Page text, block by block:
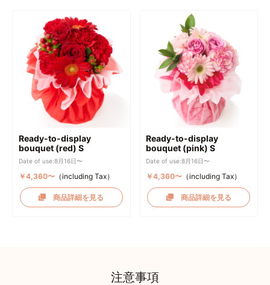
Ready-to-display
bouquet (red) S
Date of use:8月16日〜
￥4,360〜（including Tax）
商品詳細を見る
Ready-to-display
bouquet (pink) S
Date of use:8月16日〜
￥4,360〜 （including Tax）
商品詳細を見る
注意事項